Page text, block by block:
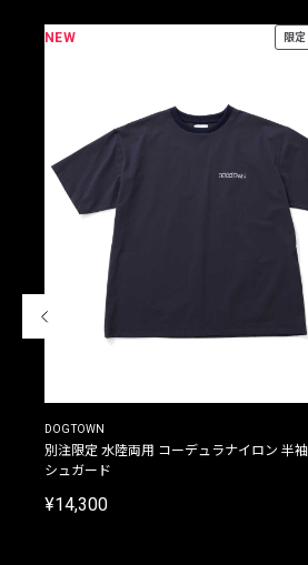
NEW 限定
DOGTOWN
別注限定 水陸両用 コーデュラナイロン 半
シュガード
¥14,300